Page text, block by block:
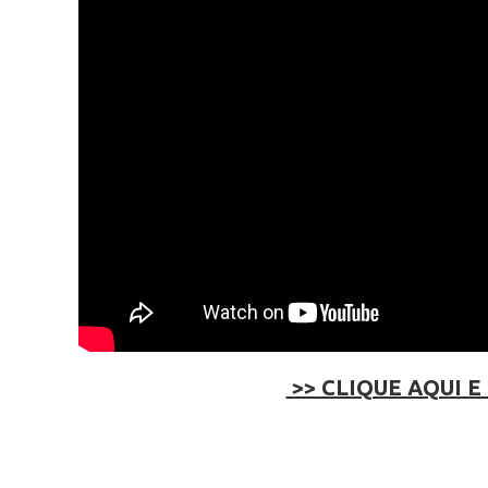
>> CLIQUE AQUI